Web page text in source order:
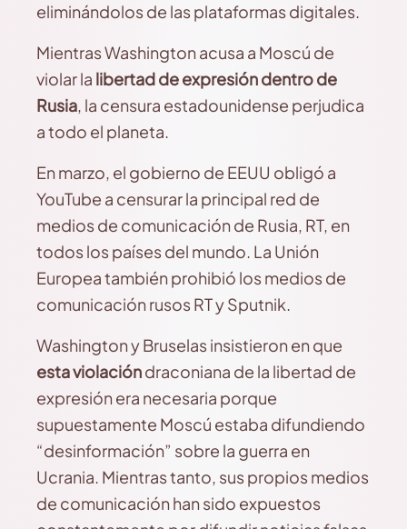
eliminándolos de las plataformas digitales.
Mientras Washington acusa a Moscú de
violar la libertad de expresión dentro de
Rusia, la censura estadounidense perjudica
a todo el planeta.
En marzo, el gobierno de EEUU obligó a
YouTube a censurar la principal red de
medios de comunicación de Rusia, RT, en
todos los países del mundo. La Unión
Europea también prohibió los medios de
comunicación rusos RT y Sputnik.
Washington y Bruselas insistieron en que
esta violacióndraconiana de la libertad de
expresión era necesaria porque
supuestamente Moscú estaba difundiendo
“desinformación” sobre la guerra en
Ucrania. Mientras tanto, sus propios medios
de comunicación han sido expuestos